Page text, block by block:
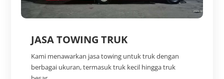
JASA TOWING TRUK
Kami menawarkan jasa towing untuk truk dengan
berbagai ukuran, termasuk truk kecil hingga truk